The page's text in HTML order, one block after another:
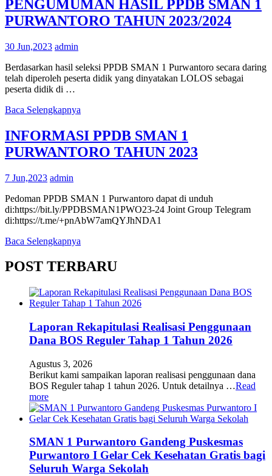
PENGUMUMAN HASIL PPDB SMAN 1
PURWANTORO TAHUN 2023/2024
30 Jun,2023 admin
Berdasarkan hasil seleksi PPDB SMAN 1 Purwantoro secara daring
telah diperoleh peserta didik yang dinyatakan LOLOS sebagai
peserta didik di …
Baca Selengkapnya
INFORMASI PPDB SMAN 1
PURWANTORO TAHUN 2023
7 Jun,2023 admin
Pedoman PPDB SMAN 1 Purwantoro dapat di unduh
di:https://bit.ly/PPDBSMAN1PWO23-24 Joint Group Telegram
di:https://t.me/+pnAbW7amQYJhNDA1
Baca Selengkapnya
POST TERBARU
Laporan Rekapitulasi Realisasi Penggunaan
Dana BOS Reguler Tahap 1 Tahun 2026
Agustus 3, 2026
Berikut kami sampaikan laporan realisasi penggunaan dana
BOS Reguler tahap 1 tahun 2026. Untuk detailnya …Read
more
SMAN 1 Purwantoro Gandeng Puskesmas
Purwantoro I Gelar Cek Kesehatan Gratis bagi
Seluruh Warga Sekolah